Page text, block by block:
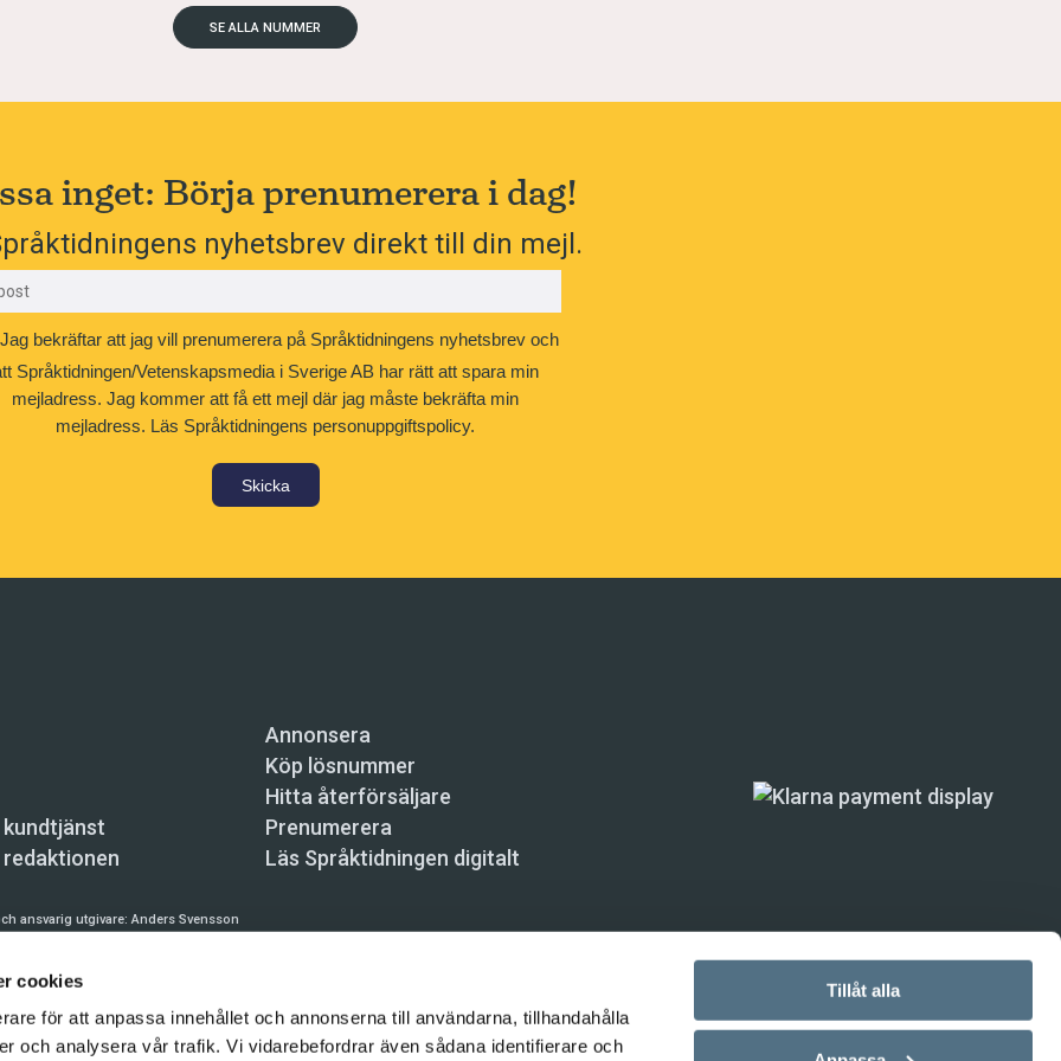
cookies
för att anpassa innehållet och annonserna till användarna, tillhandahålla
och analysera vår trafik. Vi vidarebefordrar även sådana identifierare och
Tillåt alla
SE ALLA NUMMER
inget: Börja prenumerera i dag!
nyhetsbrev direkt till din mejl.
Jag bekräftar att jag vill prenumerera på Språktidningens nyhetsbrev och
Språktidningen/Vetenskapsmedia i Sverige AB har rätt att spara min
mejladress. Jag kommer att få ett mejl där jag måste bekräfta min
mejladress. Läs Språktidningens personuppgiftspolicy.
Skicka
Annonsera
Köp lösnummer
Hitta återförsäljare
Prenumerera
Läs Språktidningen digitalt
ansvarig utgivare:Anders Svensson
automatiska tjänster och maskinläsbara metoder (robotar, spiders, indexering och liknande) är inte